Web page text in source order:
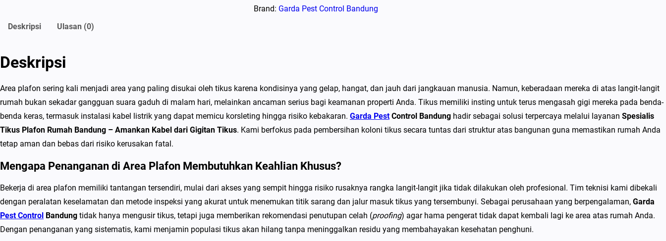
p
i
s
T
i
u
P
l
a
f
Brand: Garda Pest Control Bandung
Deskripsi
Ulasan (0)
Deskripsi
Area plafon sering kali menjadi area yang paling disukai oleh tikus karena kondisinya yang gelap, hangat, dan jauh dari jangkauan manusia. Namun, keberadaan mereka di atas langit-langit
rumah bukan sekadar gangguan suara gaduh di malam hari, melainkan ancaman serius bagi keamanan properti Anda. Tikus memiliki insting untuk terus mengasah gigi mereka pada benda-
benda keras, termasuk instalasi kabel listrik yang dapat memicu korsleting hingga risiko kebakaran. Garda PestControl Bandung hadir sebagai solusi terpercaya melalui layanan Spesialis
Tikus Plafon Rumah Bandung – Amankan Kabel dari Gigitan Tikus. Kami berfokus pada pembersihan koloni tikus secara tuntas dari struktur atas bangunan guna memastikan rumah Anda
tetap aman dan bebas dari risiko kerusakan fatal.
Mengapa Penanganan di Area Plafon Membutuhkan Keahlian Khusus?
Bekerja di area plafon memiliki tantangan tersendiri, mulai dari akses yang sempit hingga risiko rusaknya rangka langit-langit jika tidak dilakukan oleh profesional. Tim teknisi kami dibekali
dengan peralatan keselamatan dan metode inspeksi yang akurat untuk menemukan titik sarang dan jalur masuk tikus yang tersembunyi. Sebagai perusahaan yang berpengalaman, Garda
Pest Control Bandung tidak hanya mengusir tikus, tetapi juga memberikan rekomendasi penutupan celah (proofing) agar hama pengerat tidak dapat kembali lagi ke area atas rumah Anda.
Dengan penanganan yang sistematis, kami menjamin populasi tikus akan hilang tanpa meninggalkan residu yang membahayakan kesehatan penghuni.